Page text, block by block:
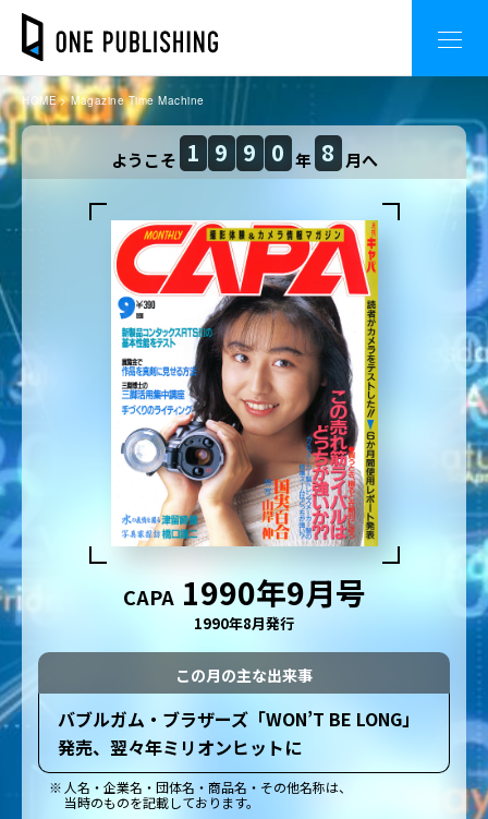
HOME Magazine Time Machine
ようこそ 1 9 9 0 年 8 月へ
CAPA 1990年9月号
1990年8月発行
この月の主な出来事
バブルガム・ブラザーズ「WON’T BE LONG」
発売、翌々年ミリオンヒットに
人名・企業名・団体名・商品名・その他名称は、
当時のものを記載しております。